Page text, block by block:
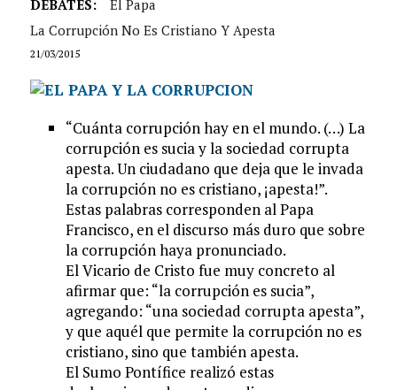
DEBATES:
El Papa
La Corrupción No Es Cristiano Y Apesta
21/03/2015
“Cuánta corrupción hay en el mundo. (…) La
corrupción es sucia y la sociedad corrupta
apesta. Un ciudadano que deja que le invada
la corrupción no es cristiano, ¡apesta!”.
Estas palabras corresponden al Papa
Francisco, en el discurso más duro que sobre
la corrupción haya pronunciado.
El Vicario de Cristo fue muy concreto al
afirmar que: “la corrupción es sucia”,
agregando: “una sociedad corrupta apesta”,
y que aquél que permite la corrupción no es
cristiano, sino que también apesta.
El Sumo Pontífice realizó estas